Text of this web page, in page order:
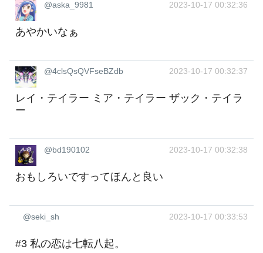
@aska_9981 2023-10-17 00:32:36
あやかいなぁ
@4clsQsQVFseBZdb 2023-10-17 00:32:37
レイ・テイラー ミア・テイラー ザック・テイラ
ー
@bd190102 2023-10-17 00:32:38
おもしろいですってほんと良い
@seki_sh 2023-10-17 00:33:53
#3 私の恋は七転八起。